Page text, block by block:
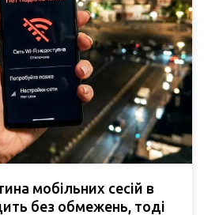
мобільних сесій в
без обмежень, тоді